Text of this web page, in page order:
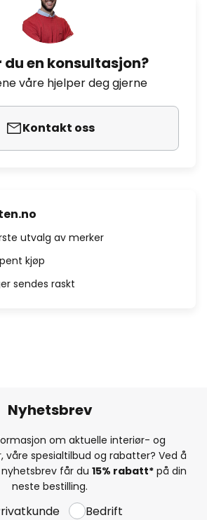
du en konsultasjon?
våre hjelper deg gjerne
Kontakt oss
utvalg av merker
kjøp
sendes raskt
Nyhetsbrev
om aktuelle interiør- og
våre spesialtilbud og rabatter? Ved å
får du 15% rabatt* på din
neste bestilling.
Bedrift